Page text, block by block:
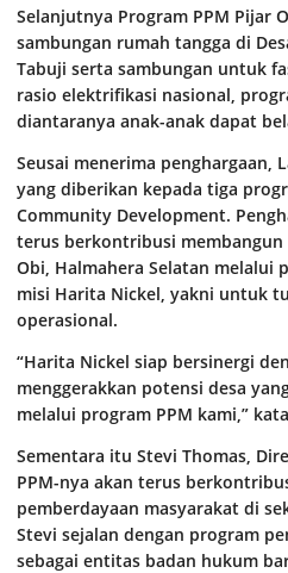
Selanjutnya Program PPM Pijar
sambungan rumah tangga di
Tabuji serta sambungan untuk
rasio elektrifikasi nasional,
diantaranya anak-anak dapat
Seusai menerima penghargaan,
yang diberikan kepada tiga
Community Development.
terus berkontribusi membangun
Obi, Halmahera Selatan melalui
misi Harita Nickel, yakni untuk
operasional.
“Harita Nickel siap bersinergi
menggerakkan potensi desa
melalui program PPM kami,”
Sementara itu Stevi Thomas,
PPM-nya akan terus
pemberdayaan masyarakat di
Stevi sejalan dengan program
sebagai entitas badan hukum